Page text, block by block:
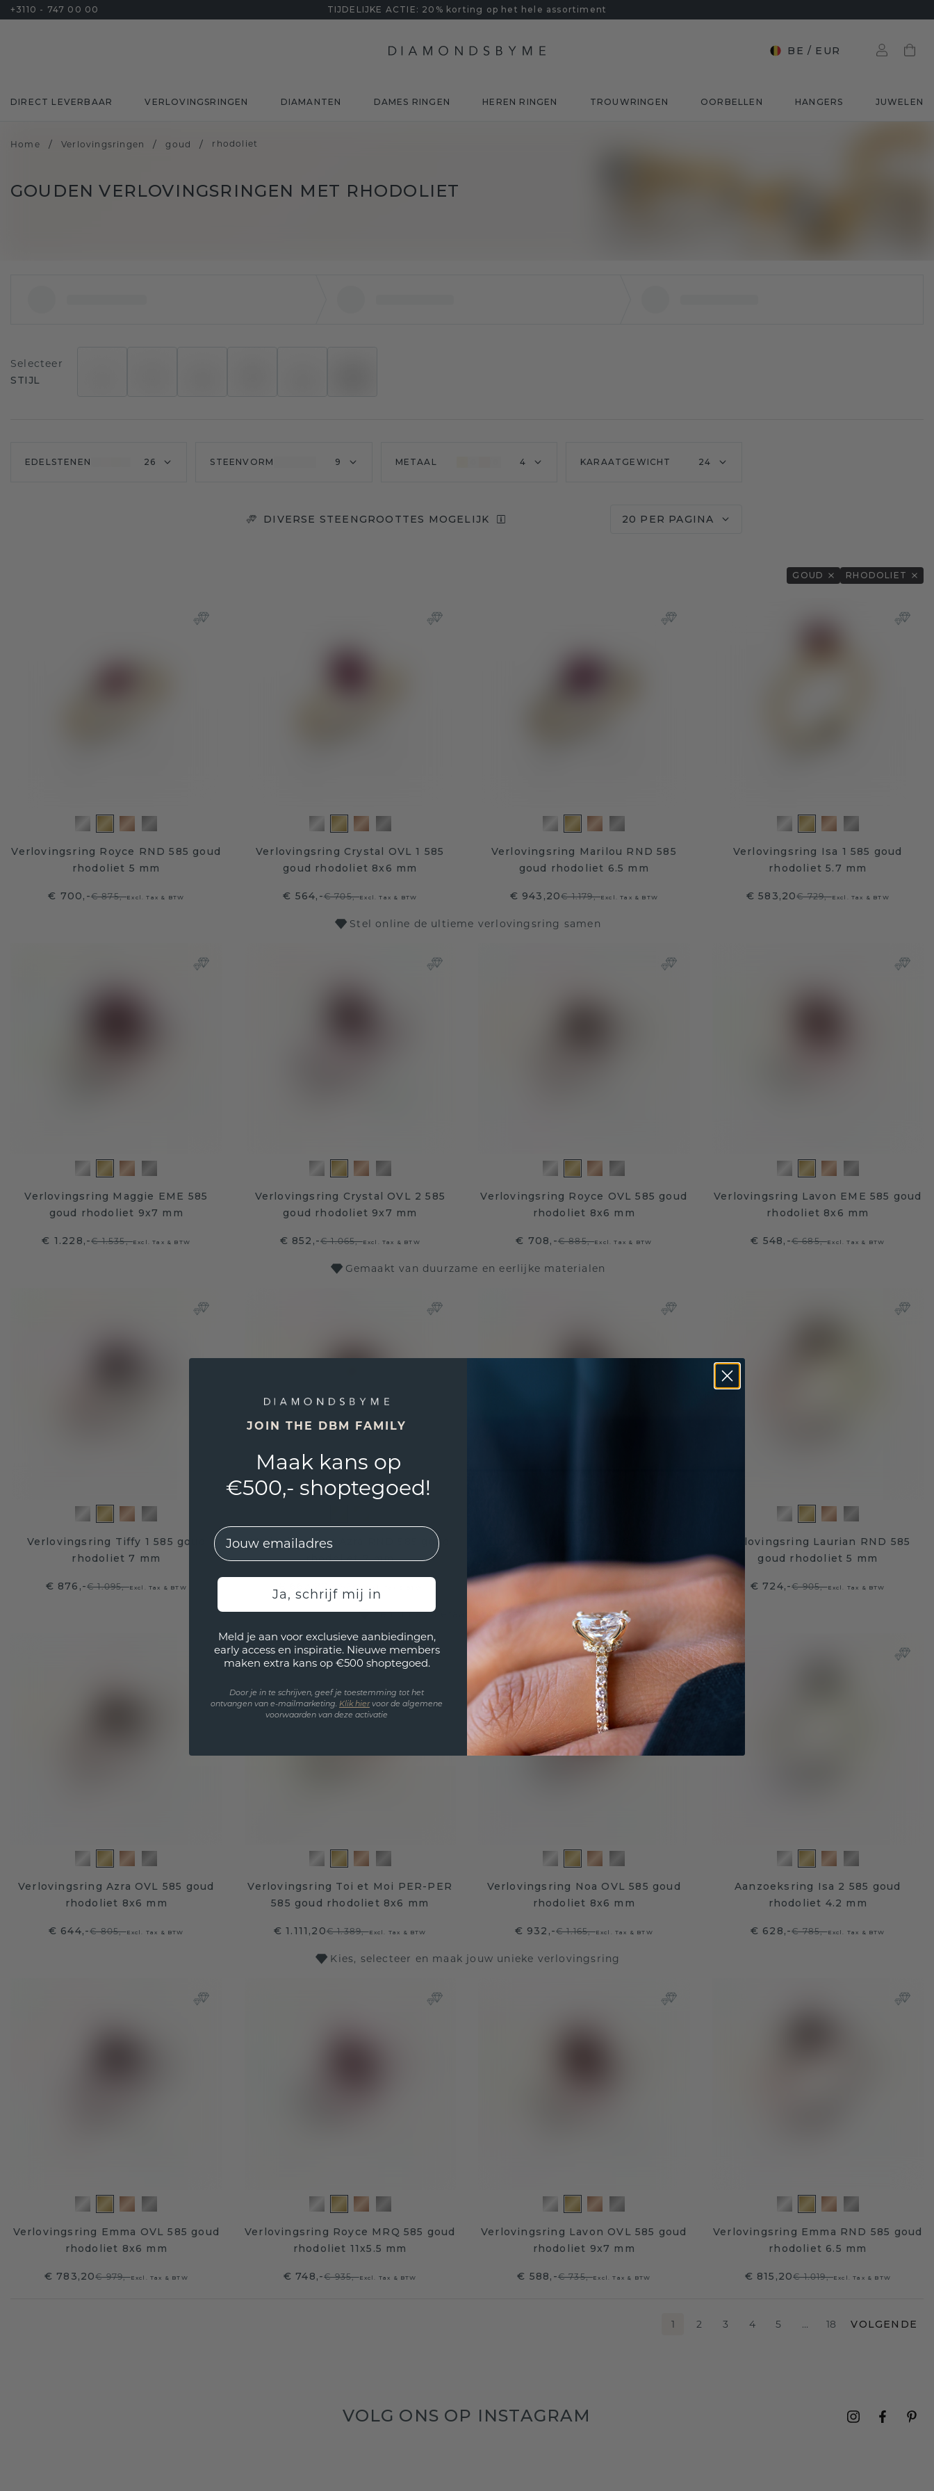
+3110 - 747 00 00 TIJDELIJKE ACTIE: 20% korting op het hele assortiment
BE / EUR
DIRECT LEVERBAAR VERLOVINGSRINGEN DIAMANTEN DAMES RINGEN HEREN RINGEN TROUWRINGEN OORBELLEN HANGERS JUWELEN
Home / Verlovingsringen / goud / rhodoliet
GOUDEN VERLOVINGSRINGEN MET RHODOLIET
Selecteer
STIJL
EDELSTENEN 26 STEENVORM 9 METAAL 4 KARAATGEWICHT 24
DIVERSE STEENGROOTTES MOGELIJK 20 PER PAGINA
GOUD RHODOLIET
Verlovingsring Royce RND 585 goud
rhodoliet 5 mm
€ 700,-€ 875,-Excl. Tax & BTW
Verlovingsring Crystal OVL 1 585
goud rhodoliet 8x6 mm
€ 564,-€ 705,-Excl. Tax & BTW
Verlovingsring Marilou RND 585
goud rhodoliet 6.5 mm
€ 943,20€ 1.179,-Excl. Tax & BTW
Verlovingsring Isa 1 585 goud
rhodoliet 5.7 mm
€ 583,20€ 729,-Excl. Tax & BTW
Stel online de ultieme verlovingsring samen
Verlovingsring Maggie EME 585
goud rhodoliet 9x7 mm
€ 1.228,-€ 1.535,-Excl. Tax & BTW
Verlovingsring Crystal OVL 2 585
goud rhodoliet 9x7 mm
€ 852,-€ 1.065,-Excl. Tax & BTW
Verlovingsring Royce OVL 585 goud
rhodoliet 8x6 mm
€ 708,-€ 885,-Excl. Tax & BTW
Verlovingsring Lavon EME 585 goud
rhodoliet 8x6 mm
€ 548,-€ 685,-Excl. Tax & BTW
Gemaakt van duurzame en eerlijke materialen
Verlovingsring Tiffy 1 585 goud
rhodoliet 7 mm
€ 876,-€ 1.095,-Excl. Tax & BTW
Verlovingsring Azra RND 585 goud
rhodoliet 7 mm
goud rhodoliet 8x6 mm
Verlovingsring Laurian RND 585
goud rhodoliet 5 mm
€ 724,-€ 905,-Excl. Tax & BTW
Een uniek sieraad voor ieder budget
Verlovingsring Azra OVL 585 goud
rhodoliet 8x6 mm
€ 644,-€ 805,-Excl. Tax & BTW
Verlovingsring Toi et Moi PER-PER
585 goud rhodoliet 8x6 mm
€ 1.111,20€ 1.389,-Excl. Tax & BTW
Verlovingsring Noa OVL 585 goud
rhodoliet 8x6 mm
€ 932,-€ 1.165,-Excl. Tax & BTW
Aanzoeksring Isa 2 585 goud
rhodoliet 4.2 mm
€ 628,-€ 785,-Excl. Tax & BTW
Kies, selecteer en maak jouw unieke verlovingsring
Verlovingsring Emma OVL 585 goud
rhodoliet 8x6 mm
€ 783,20€ 979,-Excl. Tax & BTW
Verlovingsring Royce MRQ 585 goud
rhodoliet 11x5.5 mm
€ 748,-€ 935,-Excl. Tax & BTW
Verlovingsring Lavon OVL 585 goud
rhodoliet 9x7 mm
€ 588,-€ 735,-Excl. Tax & BTW
Verlovingsring Emma RND 585 goud
rhodoliet 6.5 mm
€ 815,20€ 1.019,-Excl. Tax & BTW
1 2 3 4 5 … 18 VOLGENDE
VOLG ONS OP INSTAGRAM
JOIN THE DBM FAMILY
Maak kans op
€500,- shoptegoed!
EMail
Ja, schrijf mij in
Meld je aan voor exclusieve aanbiedingen,
early access en inspiratie. Nieuwe members
maken extra kans op €500 shoptegoed.
Door je in te schrijven, geef je toestemming tot het
ontvangen van e-mailmarketing. Klik hiervoor de algemene
voorwaarden van deze activatie